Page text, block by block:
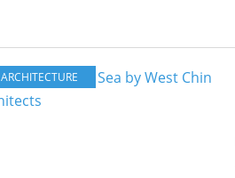
ARCHITECTURE